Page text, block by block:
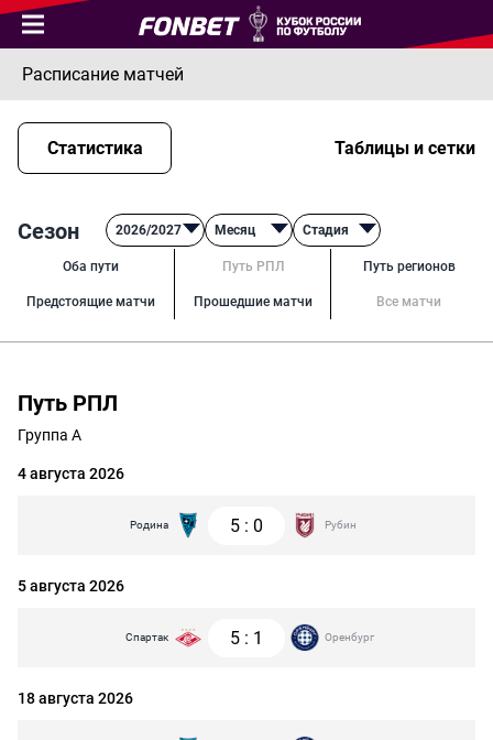
Расписание матчей
Статистика Таблицы и сетки
Сезон 2026/2027 Месяц Стадия
Оба пути Путь РПЛ Путь регионов
Предстоящие матчи Прошедшие матчи Все матчи
Путь РПЛ
Группа А
4 августа 2026
Родина 5 : 0 Рубин
5 августа 2026
Спартак 5 : 1 Оренбург
18 августа 2026